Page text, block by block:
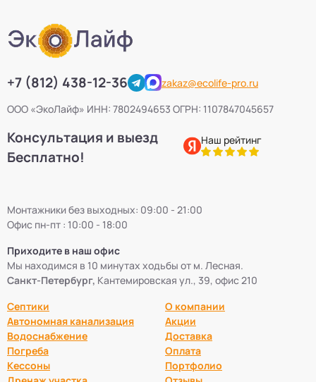
+7 (812) 438-12-36
zakaz@ecolife-pro.ru
ООО «ЭкоЛайф» ИНН: 7802494653 ОГРН: 1107847045657
Консультация и выезд
Бесплатно!
Наш рейтинг
Монтажники без выходных: 09:00 - 21:00
Офис пн-пт : 10:00 - 18:00
Приходите в наш офис
Мы находимся в 10 минутах ходьбы от м. Лесная.
Санкт-Петербург, Кантемировская ул., 39, офис 210
Септики
Автономная канализация
Водоснабжение
Погреба
Кессоны
О компании
Акции
Доставка
Оплата
Портфолио